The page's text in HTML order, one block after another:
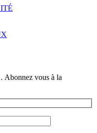
Abonnez vous à la